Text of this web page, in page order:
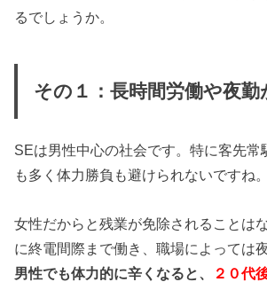
るでしょうか。
その１：長時間労働や夜勤
SEは男性中心の社会です。特に客先常
も多く体力勝負も避けられないですね。
女性だからと残業が免除されることは
に終電間際まで働き、職場によっては
男性でも体力的に辛くなると、
２０代